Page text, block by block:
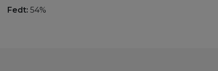
Fedt: 54%